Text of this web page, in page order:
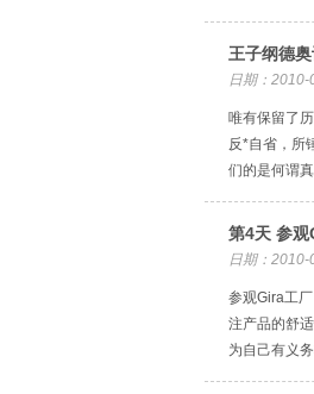
王子纲德
日期：2010-
唯有保留了
反*自省，所
们的是何谓真
第4天 参
日期：2010-
参观Gira工
注产品的舒
为自己有义务